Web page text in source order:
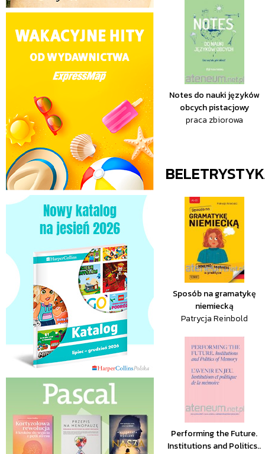
Notes do nauki języków
obcych pistacjowy
praca zbiorowa
Sposób na gramatykę
niemiecką
Patrycja Reinbold
Performing the Future.
Institutions and Politics..